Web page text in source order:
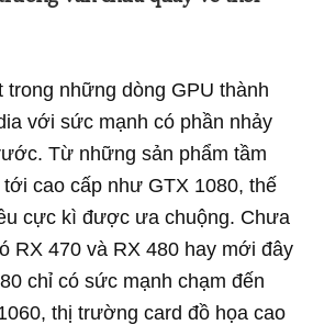
trong những dòng GPU thành
với sức mạnh có phần nhảy
Từ những sản phẩm tầm
cao cấp như GTX 1080, thế
cực kì được ưa chuộng. Chưa
RX 470 và RX 480 hay mới đây
chỉ có sức mạnh chạm đến
thị trường card đồ họa cao